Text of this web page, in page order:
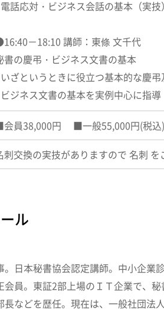
話応対・ビジネス会話の基本（実技）
－18:10 講師：東條 文千代
書の慶弔・ビジネス文書の基本
ざというときに役立つ基本的な慶弔
ジネス文書の基本を実例中心に指導
員38,000円 ■一般55,000円(税込)
刺交換の実技がありますので 名刺 を
ル
。日本秘書協会認定講師。中小企業
会員。東証2部上場のＩＴ企業で、
長などを歴任。現在は、一般社団